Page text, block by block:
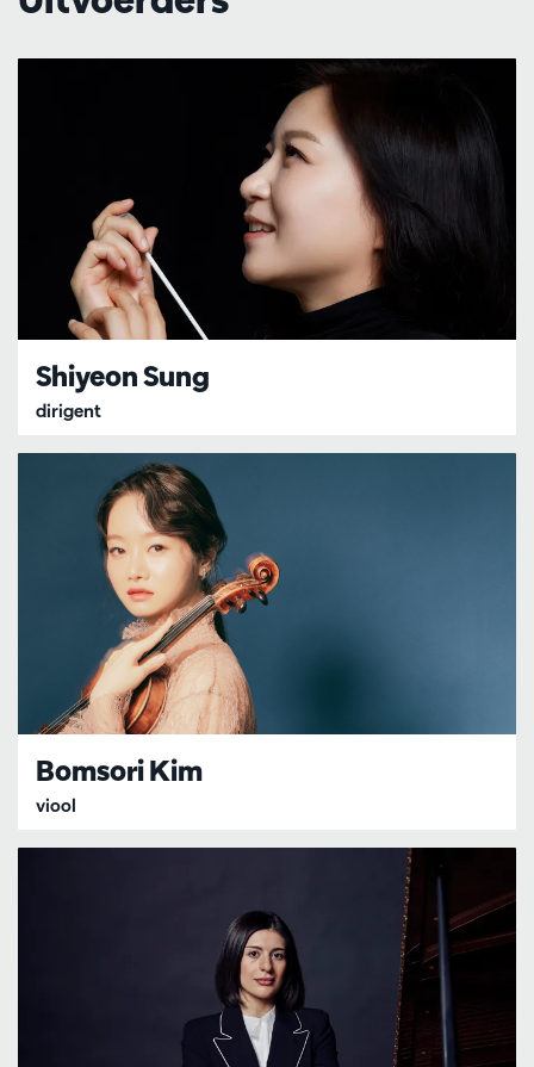
Shiyeon Sung
dirigent
Bomsori Kim
viool